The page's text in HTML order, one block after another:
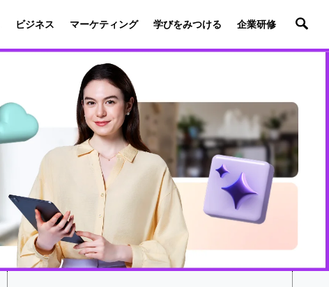
ビジネス マーケティング 学びをみつける 企業研修